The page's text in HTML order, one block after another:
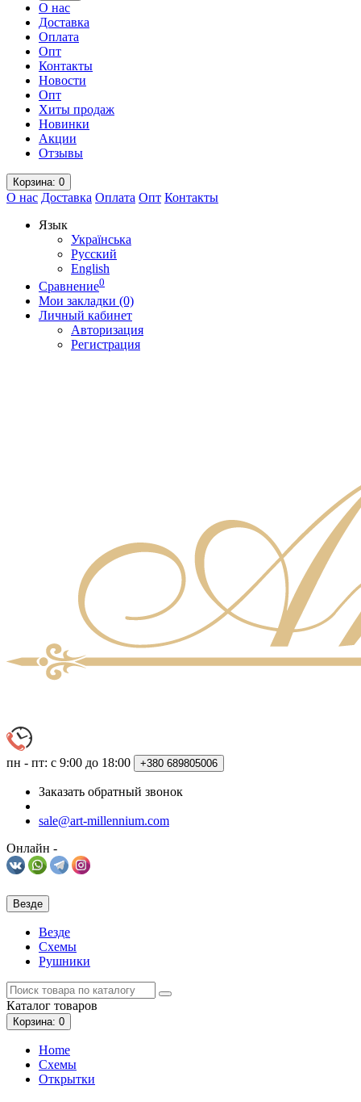
О нас
Доставка
Оплата
Опт
Контакты
Новости
Опт
Хиты продаж
Новинки
Акции
Отзывы
Корзина: 0
О нас Доставка Оплата Опт Контакты
Язык
Українська
Русский
English
Сравнение0
Мои закладки (0)
Личный кабинет
Авторизация
Регистрация
пн - пт: с 9:00 до 18:00 +380 689805006
Заказать обратный звонок
sale@art-millennium.com
Онлайн -
Везде
Везде
Схемы
Рушники
Каталог товаров
Корзина: 0
Home
Схемы
Открытки